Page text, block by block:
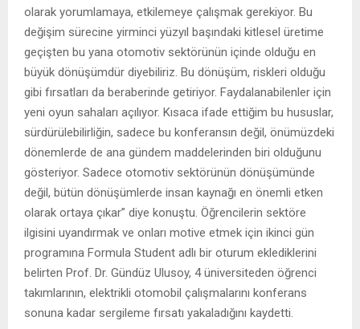
olarak yorumlamaya, etkilemeye çalışmak gerekiyor. Bu
değişim sürecine yirminci yüzyıl başındaki kitlesel üretime
geçişten bu yana otomotiv sektörünün içinde olduğu en
büyük dönüşümdür diyebiliriz. Bu dönüşüm, riskleri olduğu
gibi fırsatları da beraberinde getiriyor. Faydalanabilenler için
yeni oyun sahaları açılıyor. Kısaca ifade ettiğim bu hususlar,
sürdürülebilirliğin, sadece bu konferansın değil, önümüzdeki
dönemlerde de ana gündem maddelerinden biri olduğunu
gösteriyor. Sadece otomotiv sektörünün dönüşümünde
değil, bütün dönüşümlerde insan kaynağı en önemli etken
olarak ortaya çıkar” diye konuştu. Öğrencilerin sektöre
ilgisini uyandırmak ve onları motive etmek için ikinci gün
programına Formula Student adlı bir oturum eklediklerini
belirten Prof. Dr. Gündüz Ulusoy, 4 üniversiteden öğrenci
takımlarının, elektrikli otomobil çalışmalarını konferans
sonuna kadar sergileme fırsatı yakaladığını kaydetti.